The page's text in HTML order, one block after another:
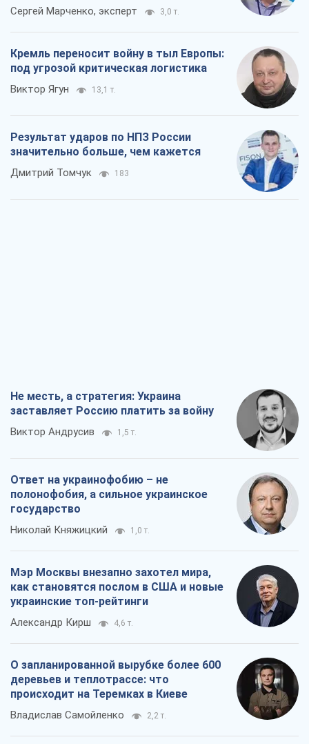
Сергей Марченко, эксперт 3,0 т.
Кремль переносит войну в тыл Европы:
под угрозой критическая логистика
Виктор Ягун 13,1 т.
Результат ударов по НПЗ России
значительно больше, чем кажется
Дмитрий Томчук 183
Не месть, а стратегия: Украина
заставляет Россию платить за войну
Виктор Андрусив 1,5 т.
Ответ на украинофобию – не
полонофобия, а сильное украинское
государство
Николай Княжицкий 1,0 т.
Мэр Москвы внезапно захотел мира,
как становятся послом в США и новые
украинские топ-рейтинги
Александр Кирш 4,6 т.
О запланированной вырубке более 600
деревьев и теплотрассе: что
происходит на Теремках в Киеве
Владислав Самойленко 2,2 т.